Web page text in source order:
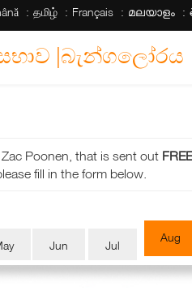
தமிழ் Français മലയാളം
|බැන්ගලෝරය
Poonen, that is sent out
fill in the form below.
Jun Jul
Aug